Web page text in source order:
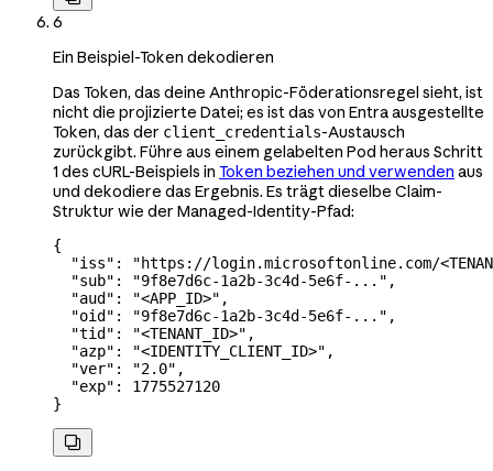
6
Ein Beispiel-Token dekodieren
Das Token, das deine Anthropic-Föderationsregel sieht, ist
nicht die projizierte Datei; es ist das von Entra ausgestellte
Token, das der client_credentials-Austausch
zurückgibt. Führe aus einem gelabelten Pod heraus Schritt
1 des cURL-Beispiels in Token beziehen und verwenden aus
und dekodiere das Ergebnis. Es trägt dieselbe Claim-
Struktur wie der Managed-Identity-Pfad:
{
  "iss"
:
"https://login.microsoftonline.com/
  "sub"
: "9f8e7d6c-1a2b-3c4d-5e6f-..." ,
  "aud"
: "<APP_ID>" ,
  "oid"
: "9f8e7d6c-1a2b-3c4d-5e6f-..." ,
  "tid"
: "<TENANT_ID>" ,
  "azp"
: "<IDENTITY_CLIENT_ID>" ,
  "ver"
: "2.0" ,
  "exp"
: 1775527120
}
